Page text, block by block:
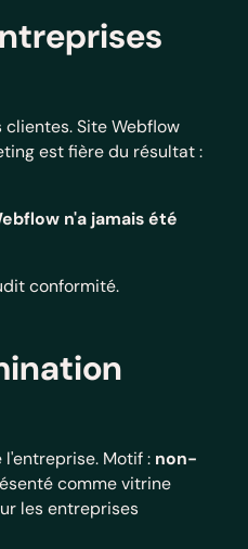
Site Webflow
est fière du résultat :
n'a jamais été
conformité.
Motif : non-
comme vitrine
les entreprises